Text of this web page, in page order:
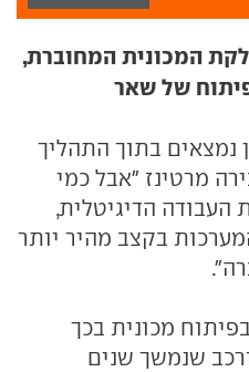
המכונית המחוברת,
של שאר
נמצאים בתוך התהליך
מרטינז "אבל כמי
העבודה הדיגיטלית,
בקצב מהיר יותר
מכונית בכך
שנמשך שנים